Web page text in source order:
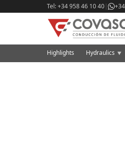
Tel: +34 958 46 10 40|
Highlights Hydraulics ▼